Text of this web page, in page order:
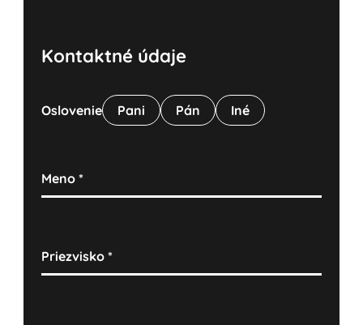
Kontaktné údaje
Oslovenie Pani Pán Iné
Meno*
Priezvisko*